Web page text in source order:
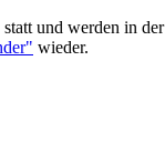
und werden in der
wieder.